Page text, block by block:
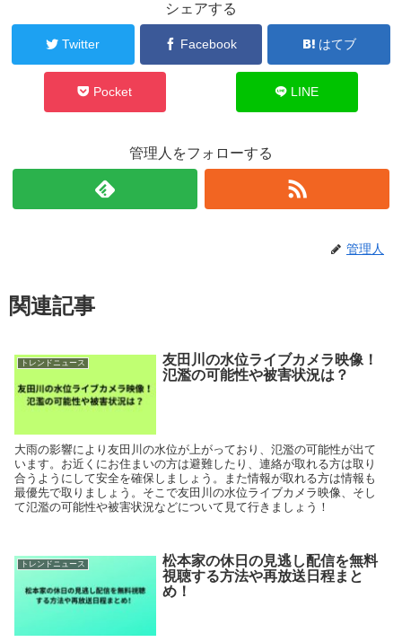
シェアする
Twitter Facebook はてブ
Pocket LINE
管理人をフォローする
管理人
関連記事
トレンドニュース
友田川の水位ライブカメラ映像！
氾濫の可能性や被害状況は？
大雨の影響により友田川の水位が上がっており、氾濫の可能性が出て
います。お近くにお住まいの方は避難したり、連絡が取れる方は取り
合うようにして安全を確保しましょう。また情報が取れる方は情報も
最優先で取りましょう。そこで友田川の水位ライブカメラ映像、そし
て氾濫の可能性や被害状況などについて見て行きましょう！
トレンドニュース
松本家の休日の見逃し配信を無料
視聴する方法や再放送日程まと
め！